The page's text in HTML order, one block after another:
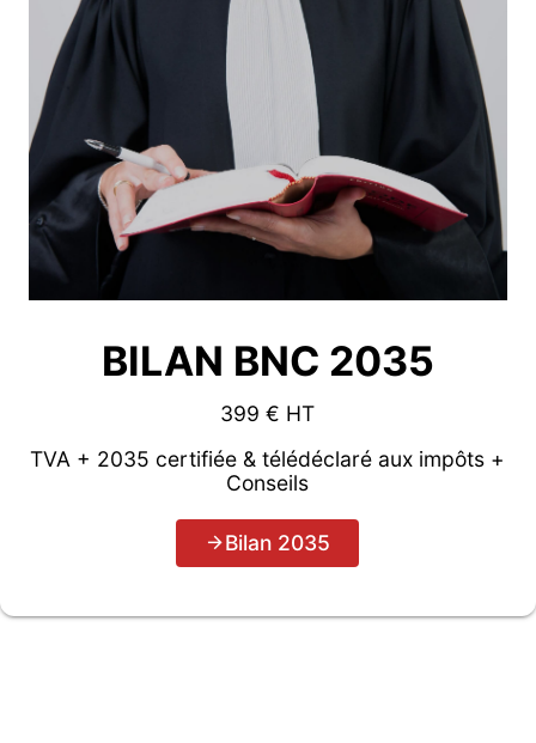
BILAN BNC 2035
399 € HT
TVA + 2035 certifiée & télédéclaré aux impôts +
Conseils
Bilan 2035